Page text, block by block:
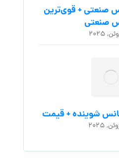
صنعتی + قوی‌ترین
صنعتی
شوینده + قیمت